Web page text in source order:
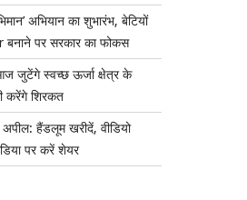
अभियान का शुभारंभ, बेटियों
पर सरकार का फोकस
जुटेंगे स्वच्छ ऊर्जा क्षेत्र के
करेंगे शिरकत
अपील: हैंडलूम खरीदें, वीडियो
पर करें शेयर